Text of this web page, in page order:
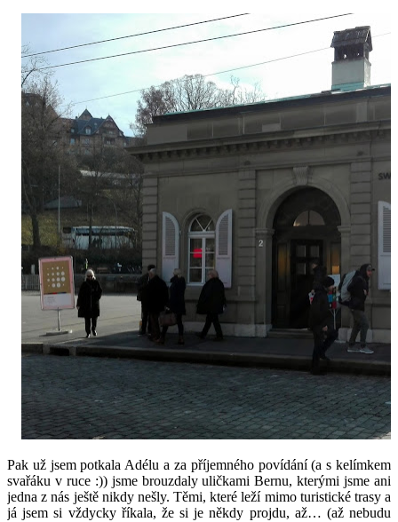
Pak už jsem potkala Adélu a za příjemného povídání (a s kelímkem
svařáku v ruce :)) jsme brouzdaly uličkami Bernu, kterými jsme ani
jedna z nás ještě nikdy nešly. Těmi, které leží mimo turistické trasy a
já jsem si vždycky říkala, že si je někdy projdu, až… (až nebudu